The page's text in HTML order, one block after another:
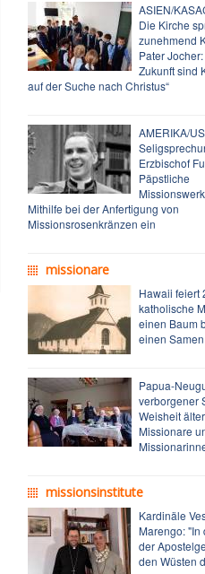
ASIEN/
Die Kirche
zunehmend
Pater
Zukunft sind
auf der Suche nach Christus“
AMERIKA/
Erzbischof
Päpstliche
Mithilfe bei der Anfertigung von
Missionsrosenkränzen ein
missionare
Hawaii feiert
katholische
einen Baum
einen Samen
Papua-
verborgener
Weisheit
Missionare
missionsinstitute
Kardinäle
Marengo: "In
der
den Wüsten